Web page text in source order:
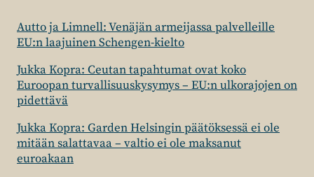
Autto ja Limnell: Venäjän armeijassa palvelleille
EU:n laajuinen Schengen-kielto
Jukka Kopra: Ceutan tapahtumat ovat koko
Euroopan turvallisuuskysymys – EU:n ulkorajojen on
pidettävä
Jukka Kopra: Garden Helsingin päätöksessä ei ole
mitään salattavaa – valtio ei ole maksanut
euroakaan